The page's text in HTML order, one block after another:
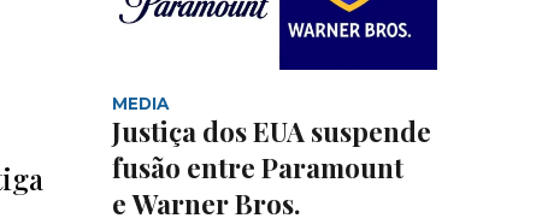
MEDIA
Justiça dos EUA suspende
fusão entre Paramount
e Warner Bros.